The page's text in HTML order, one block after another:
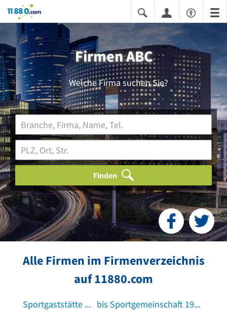
11880.com
Firmen ABC
Welche Firma suchen Sie?
Finden
Alle Firmen im Firmenverzeichnis
auf 11880.com
Sportgaststätte Neckarau in Nürtingen
bis Sportgemeinschaft 1945 e.V. SG Dielheim in Dielheim